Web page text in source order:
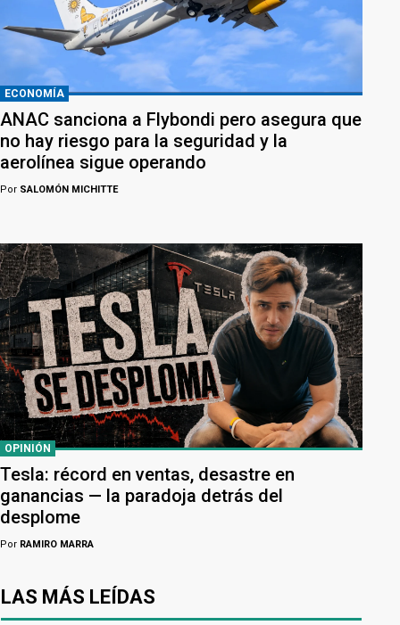
ECONOMÍA
ANAC sanciona a Flybondi pero asegura que
no hay riesgo para la seguridad y la
aerolínea sigue operando
Por SALOMÓN MICHITTE
OPINIÓN
Tesla: récord en ventas, desastre en
ganancias — la paradoja detrás del
desplome
Por RAMIRO MARRA
LAS MÁS LEÍDAS